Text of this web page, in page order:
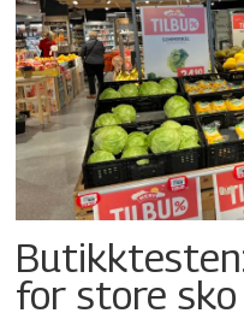
for store sko